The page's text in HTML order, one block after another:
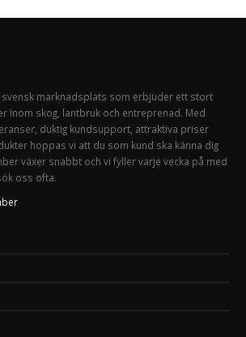
marknadsplats som erbjuder ett stort
inom skog, lantbruk och entreprenad. Med
duktig kundsupport, attraktiva priser
hoppas vi att du som kund ska känna dig
växer snabbt och vi fyller varje vecka på med
oss ofta.